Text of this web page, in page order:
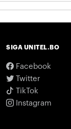
SIGA UNITEL.BO
Facebook
Twitter
TikTok
Instagram